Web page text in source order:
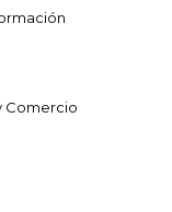
Comercio